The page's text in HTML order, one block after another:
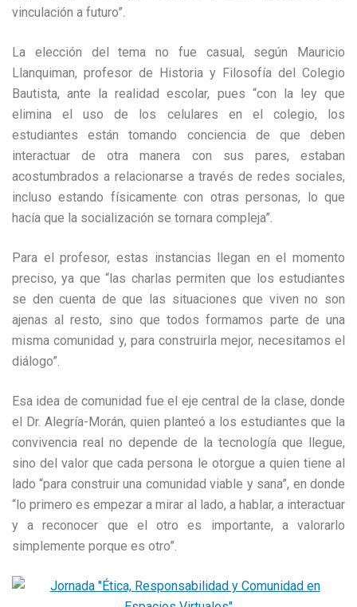
vinculación a futuro”.
La elección del tema no fue casual, según Mauricio
Llanquiman, profesor de Historia y Filosofía del Colegio
Bautista, ante la realidad escolar, pues “con la ley que
elimina el uso de los celulares en el colegio, los
estudiantes están tomando conciencia de que deben
interactuar de otra manera con sus pares, estaban
acostumbrados a relacionarse a través de redes sociales,
incluso estando físicamente con otras personas, lo que
hacía que la socialización se tornara compleja”.
Para el profesor, estas instancias llegan en el momento
preciso, ya que “las charlas permiten que los estudiantes
se den cuenta de que las situaciones que viven no son
ajenas al resto, sino que todos formamos parte de una
misma comunidad y, para construirla mejor, necesitamos el
diálogo”.
Esa idea de comunidad fue el eje central de la clase, donde
el Dr. Alegría-Morán, quien planteó a los estudiantes que la
convivencia real no depende de la tecnología que llegue,
sino del valor que cada persona le otorgue a quien tiene al
lado “para construir una comunidad viable y sana”, en donde
“lo primero es empezar a mirar al lado, a hablar, a interactuar
y a reconocer que el otro es importante, a valorarlo
simplemente porque es otro”.